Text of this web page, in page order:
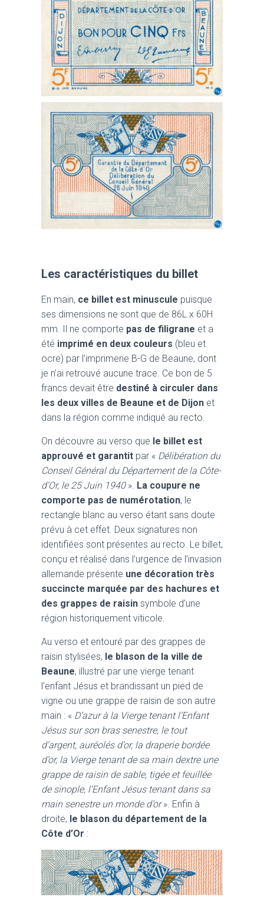
Les caractéristiques du billet
En main, ce billet est minuscule puisque
ses dimensions ne sont que de 86L x 60H
mm. Il ne comporte pas de filigrane et a
été imprimé en deux couleurs (bleu et
ocre) par l’imprimerie B-G de Beaune, dont
je n’ai retrouvé aucune trace. Ce bon de 5
francs devait être destiné à circuler dans
les deux villes de Beaune et de Dijon et
dans la région comme indiqué au recto.
On découvre au verso que le billet est
approuvé et garantit par « Délibération du
Conseil Général du Département de la Côte-
d’Or, le 25 Juin 1940». La coupure ne
comporte pas de numérotation, le
rectangle blanc au verso étant sans doute
prévu à cet effet. Deux signatures non
identifiées sont présentes au recto. Le billet,
conçu et réalisé dans l’urgence de l’invasion
allemande présente une décoration très
succincte marquée par des hachures et
des grappes de raisin symbole d’une
région historiquement viticole.
Au verso et entouré par des grappes de
raisin stylisées, le blason de la ville de
Beaune, illustré par une vierge tenant
l’enfant Jésus et brandissant un pied de
vigne ou une grappe de raisin de son autre
main : « D’azur à la Vierge tenant l’Enfant
Jésus sur son bras senestre, le tout
d’argent, auréolés d’or, la draperie bordée
d’or, la Vierge tenant de sa main dextre une
grappe de raisin de sable, tigée et feuillée
de sinople, l’Enfant Jésus tenant dans sa
main senestre un monde d’or». Enfin à
droite, le blason du département de la
Côte d’Or :